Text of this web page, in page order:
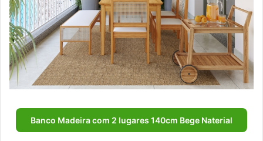
Banco Madeira com 2 lugares 140cm Bege Naterial